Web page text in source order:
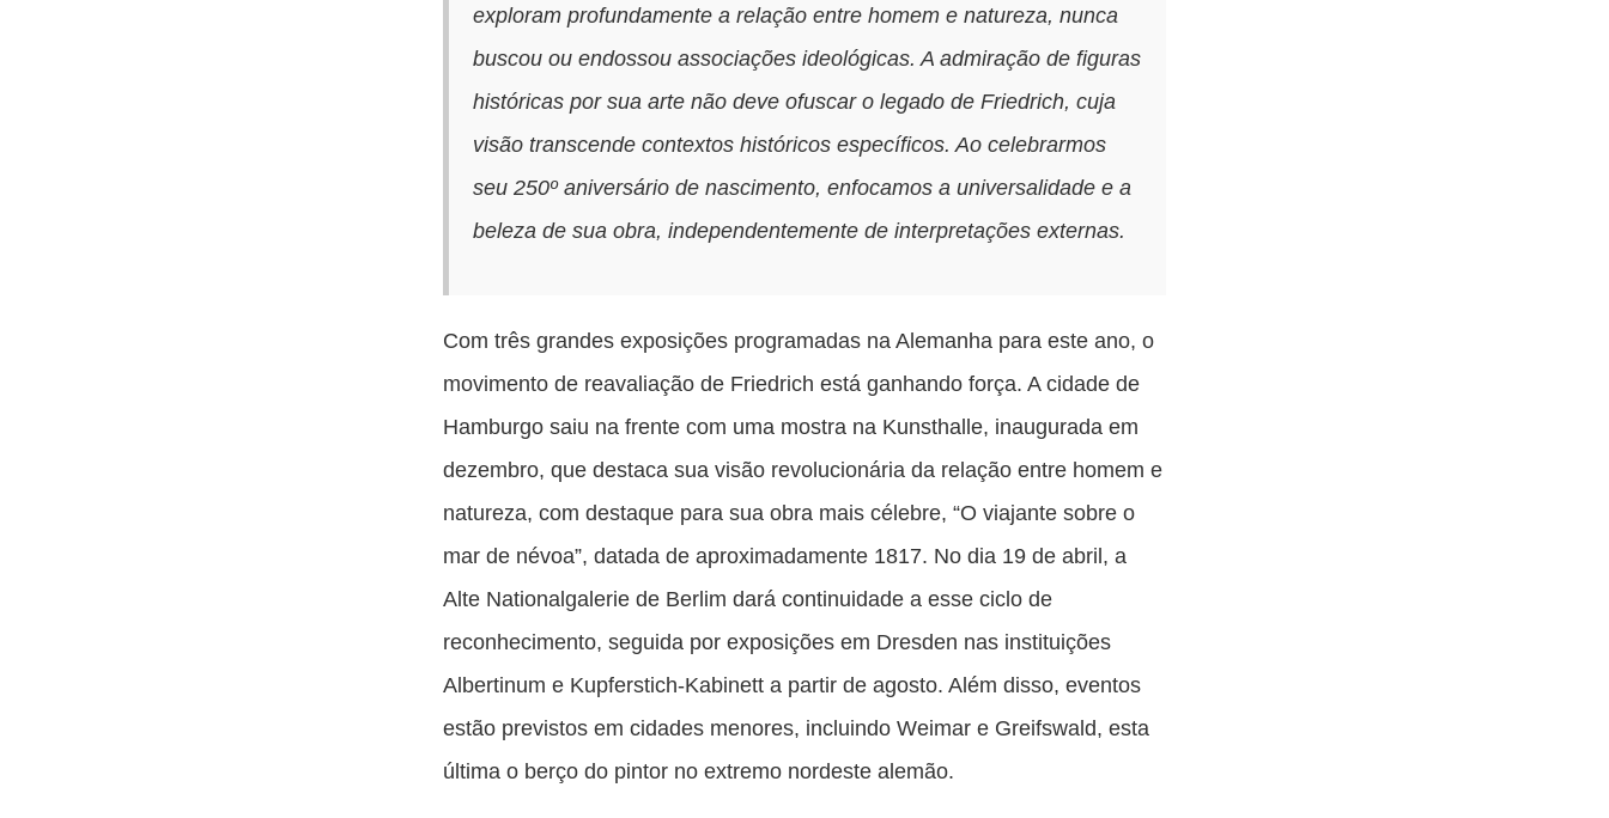
exploram profundamente a relação entre homem e natureza, nunca
buscou ou endossou associações ideológicas. A admiração de figuras
históricas por sua arte não deve ofuscar o legado de Friedrich, cuja
visão transcende contextos históricos específicos. Ao celebrarmos
seu 250º aniversário de nascimento, enfocamos a universalidade e a
beleza de sua obra, independentemente de interpretações externas.
Com três grandes exposições programadas na Alemanha para este ano, o
movimento de reavaliação de Friedrich está ganhando força. A cidade de
Hamburgo saiu na frente com uma mostra na Kunsthalle, inaugurada em
dezembro, que destaca sua visão revolucionária da relação entre homem e
natureza, com destaque para sua obra mais célebre, “O viajante sobre o
mar de névoa”, datada de aproximadamente 1817. No dia 19 de abril, a
Alte Nationalgalerie de Berlim dará continuidade a esse ciclo de
reconhecimento, seguida por exposições em Dresden nas instituições
Albertinum e Kupferstich-Kabinett a partir de agosto. Além disso, eventos
estão previstos em cidades menores, incluindo Weimar e Greifswald, esta
última o berço do pintor no extremo nordeste alemão.